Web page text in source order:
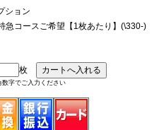
ション
急コースご希望【1枚あたり】(\330-)
枚
字でご入力ください